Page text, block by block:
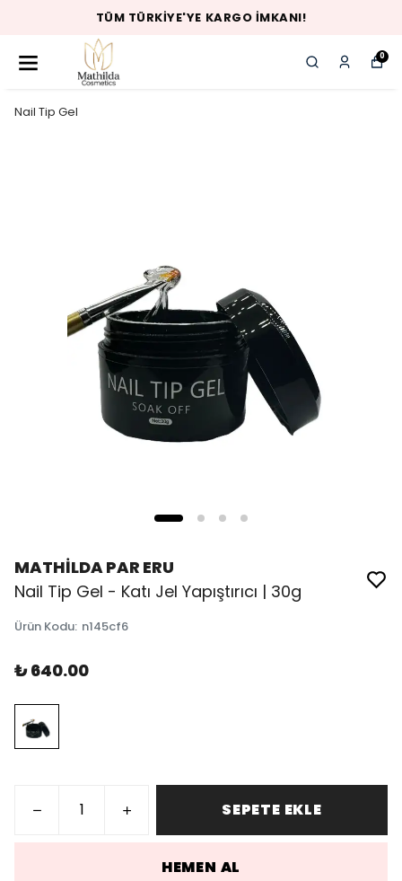
TÜM TÜRKIYE'YE KARGO İMKANI!
0
Nail Tip Gel
MATHİLDA PAR ERU
Nail Tip Gel - Katı Jel Yapıştırıcı | 30g
Ürün Kodu: n145cf6
₺ 640.00
SEPETE EKLE
HEMEN AL